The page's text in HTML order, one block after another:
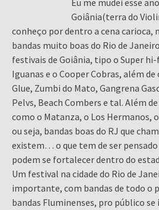
Eu me mudei esse
Goiânia(terra do
conheço por dentro a cena carioca,
bandas muito boas do Rio de
festivais de Goiânia, tipo o Super
Iguanas e o Cooper Cobras, além
Glue, Zumbi do Mato, Gangrena
Pelvs, Beach Combers e tal. Além
como o Matanza, o Los Hermanos,
ou seja, bandas boas do RJ que
existem… o que tem de ser pensado
podem se fortalecer dentro do
Um festival na cidade do Rio de
importante, com bandas de todo o
bandas Fluminenses, pro público